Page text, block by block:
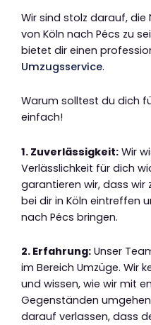
Wir sind stolz darauf, die
von Köln nach Pécs zu
bietet dir einen
Umzugsservice.
Warum solltest du dich
einfach!
1. Zuverlässigkeit: Wir
Verlässlichkeit für dich
garantieren wir, dass wir
bei dir in Köln eintreffen
nach Pécs bringen.
2. Erfahrung: Unser
im Bereich Umzüge. Wir
und wissen, wie wir mit
Gegenständen
darauf verlassen, dass